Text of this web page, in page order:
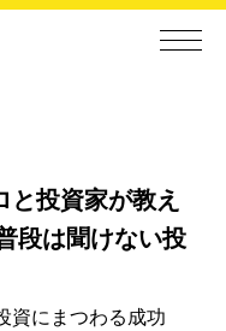
投資家が教え
段は聞けない投
資にまつわる成功